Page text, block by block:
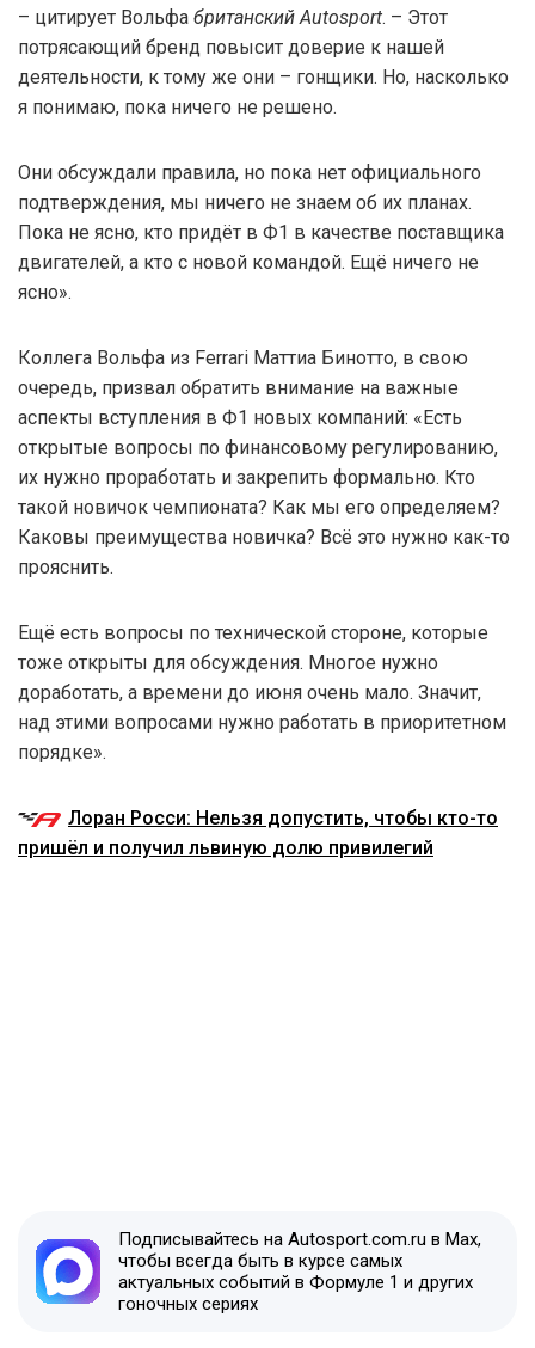
– цитирует Вольфа британский Autosport. – Этот
потрясающий бренд повысит доверие к нашей
деятельности, к тому же они – гонщики. Но, насколько
я понимаю, пока ничего не решено.
Они обсуждали правила, но пока нет официального
подтверждения, мы ничего не знаем об их планах.
Пока не ясно, кто придёт в Ф1 в качестве поставщика
двигателей, а кто с новой командой. Ещё ничего не
ясно».
Коллега Вольфа из Ferrari Маттиа Бинотто, в свою
очередь, призвал обратить внимание на важные
аспекты вступления в Ф1 новых компаний: «Есть
открытые вопросы по финансовому регулированию,
их нужно проработать и закрепить формально. Кто
такой новичок чемпионата? Как мы его определяем?
Каковы преимущества новичка? Всё это нужно как-то
прояснить.
Ещё есть вопросы по технической стороне, которые
тоже открыты для обсуждения. Многое нужно
доработать, а времени до июня очень мало. Значит,
над этими вопросами нужно работать в приоритетном
порядке».
Лоран Росси: Нельзя допустить, чтобы кто-то
пришёл и получил львиную долю привилегий
Подписывайтесь на Autosport.com.ru в Max,
чтобы всегда быть в курсе самых
актуальных событий в Формуле 1 и других
гоночных сериях